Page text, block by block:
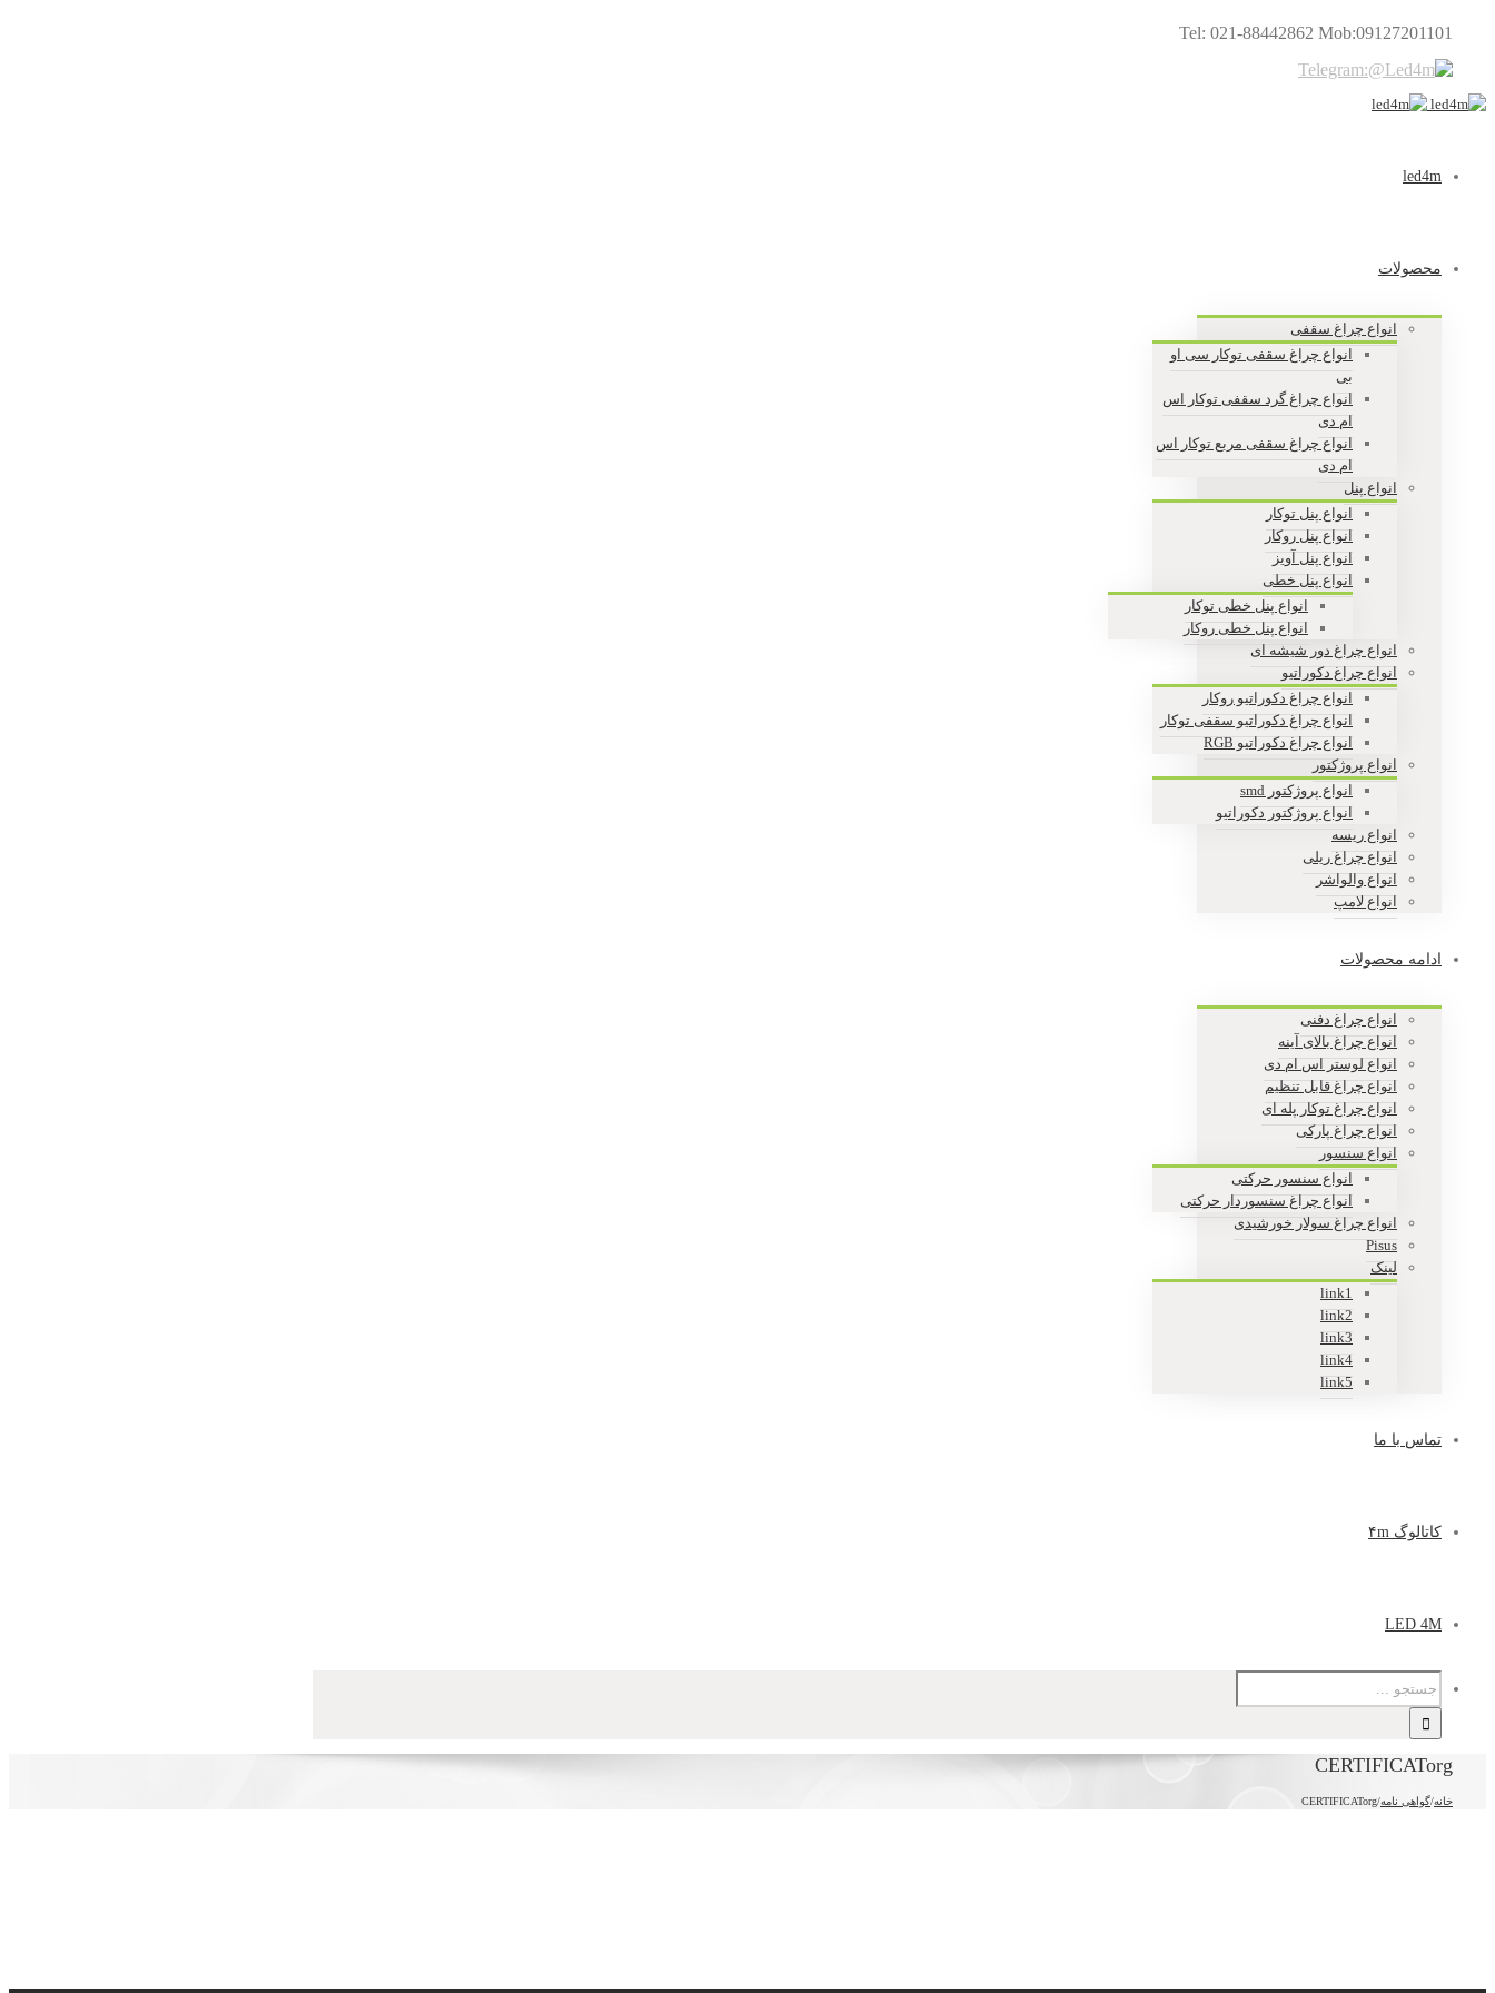
Tel: 021-88442862 Mob:09127201101
led4m
محصولات
انواع چراغ سقفی
انواع چراغ سقفی توکار سی او
بی
انواع چراغ گرد سقفی توکار اس
ام دی
انواع چراغ سقفی مربع توکار اس
ام دی
انواع پنل
انواع پنل توکار
انواع پنل روکار
انواع پنل آویز
انواع پنل خطی
انواع پنل خطی توکار
انواع پنل خطی روکار
انواع چراغ دور شیشه ای
انواع چراغ دکوراتیو
انواع چراغ دکوراتیو روکار
انواع چراغ دکوراتیو سقفی توکار
انواع چراغ دکوراتیو RGB
انواع پروژکتور
انواع پروژکتور smd
انواع پروژکتور دکوراتیو
انواع ریسه
انواع چراغ ریلی
انواع والواشر
انواع لامپ
ادامه محصولات
انواع چراغ دفنی
انواع چراغ بالای آینه
انواع لوستر اس ام دی
انواع چراغ قابل تنظیم
انواع چراغ توکار پله ای
انواع چراغ پارکی
انواع سنسور
انواع سنسور حرکتی
انواع چراغ سنسوردار حرکتی
انواع چراغ سولار خورشیدی
Pisus
لینک
link1
link2
link3
link4
link5
تماس با ما
کاتالوگ ۴m
LED 4M
CERTIFICATorg
خانه/گواهی نامه/
CERTIFICATorg